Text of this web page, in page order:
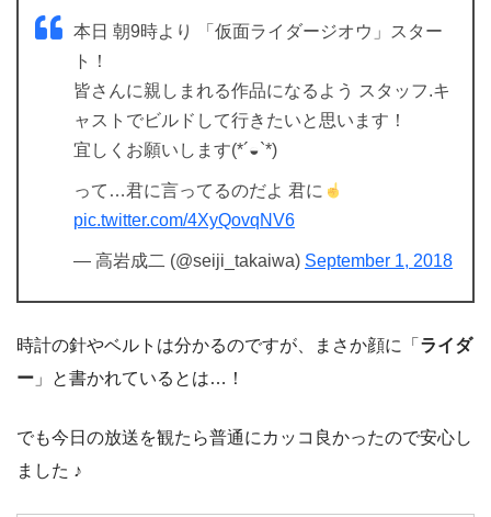
本日 朝9時より 「仮面ライダージオウ」スター
ト！
皆さんに親しまれる作品になるよう スタッフ.キ
ャストでビルドして行きたいと思います！
宜しくお願いします(*´◒`*)
って…君に言ってるのだよ 君に
pic.twitter.com/4XyQovqNV6
— 高岩成二 (@seiji_takaiwa) September 1, 2018
時計の針やベルトは分かるのですが、まさか顔に「 ライダ
ー 」と書かれているとは…！
でも今日の放送を観たら普通にカッコ良かったので安心し
ました ♪